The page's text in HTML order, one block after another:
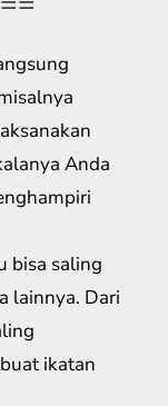
Anda
bisa saling
lainnya. Dari
ikatan